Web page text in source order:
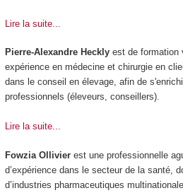
Lire la suite...
Pierre-Alexandre Hecklyest de formation
expérience en médecine et chirurgie en
dans le conseil en élevage, afin de
professionnels (éleveurs, conseillers).
Lire la suite...
Fowzia Ollivierest une professionnelle
d’expérience dans le secteur de la santé,
d’industries pharmaceutiques